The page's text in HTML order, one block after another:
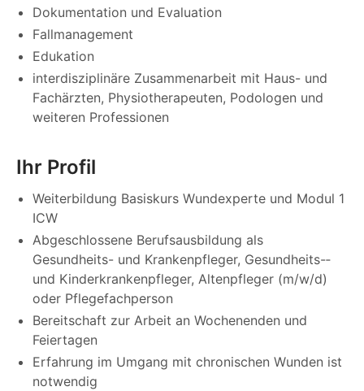
Dokumentation und Evaluation
Fallmanagement
Edukation
interdisziplinäre Zusammenarbeit mit Haus- und
Fachärzten, Physiotherapeuten, Podologen und
weiteren Professionen
Ihr Profil
Weiterbildung Basiskurs Wundexperte und Modul 1
ICW
Abgeschlossene Berufsausbildung als
Gesundheits-­ und Krankenpfleger, Gesundheits-­
und Kinderkrankenpfleger, Altenpfleger (m/w/d)
oder Pflegefachperson
Bereitschaft zur Arbeit an Wochenenden und
Feiertagen
Erfahrung im Umgang mit chronischen Wunden ist
notwendig